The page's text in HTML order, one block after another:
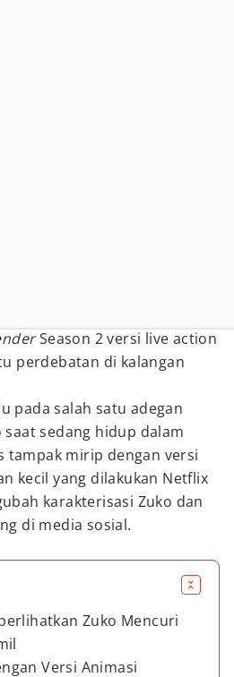
Season 2 versi live action
perdebatan di kalangan
pada salah satu adegan
sedang hidup dalam
tampak mirip dengan versi
kecil yang dilakukan Netflix
karakterisasi Zuko dan
di media sosial.
Zuko Mencuri
Versi Animasi